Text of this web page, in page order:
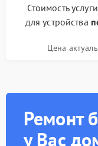
Стоимость услуги
для устройства
Цена
Ремонт
у Вас